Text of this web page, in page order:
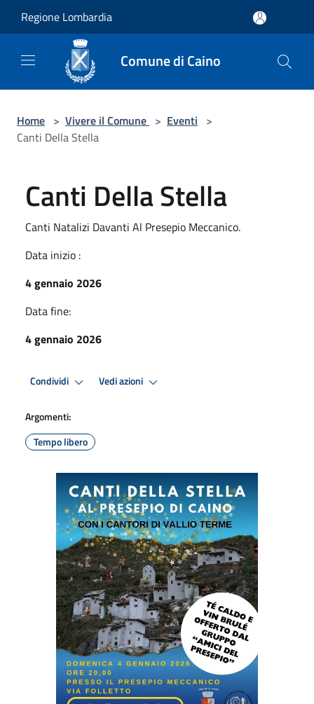
Regione Lombardia
Comune di Caino
Home > Vivere il Comune > Eventi >
Canti Della Stella
Canti Della Stella
Canti Natalizi Davanti Al Presepio Meccanico.
Data inizio :
4 gennaio 2026
Data fine:
4 gennaio 2026
Condividi Vedi azioni
Argomenti:
Tempo libero